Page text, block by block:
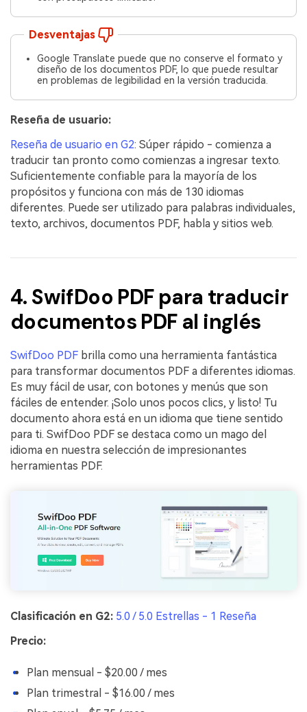
Desventajas
Google Translate puede que no conserve el formato y
diseño de los documentos PDF, lo que puede resultar
en problemas de legibilidad en la versión traducida.
Reseña de usuario:
Reseña de usuario en G2: Súper rápido - comienza a
traducir tan pronto como comienzas a ingresar texto.
Suficientemente confiable para la mayoría de los
propósitos y funciona con más de 130 idiomas
diferentes. Puede ser utilizado para palabras individuales,
texto, archivos, documentos PDF, habla y sitios web.
4. SwifDoo PDF para traducir
documentos PDF al inglés
SwifDoo PDF brilla como una herramienta fantástica
para transformar documentos PDF a diferentes idiomas.
Es muy fácil de usar, con botones y menús que son
fáciles de entender. ¡Solo unos pocos clics, y listo! Tu
documento ahora está en un idioma que tiene sentido
para ti. SwifDoo PDF se destaca como un mago del
idioma en nuestra selección de impresionantes
herramientas PDF.
Clasificación en G2: 5.0 / 5.0 Estrellas - 1 Reseña
Precio:
Plan mensual - $20.00 / mes
Plan trimestral - $16.00 / mes